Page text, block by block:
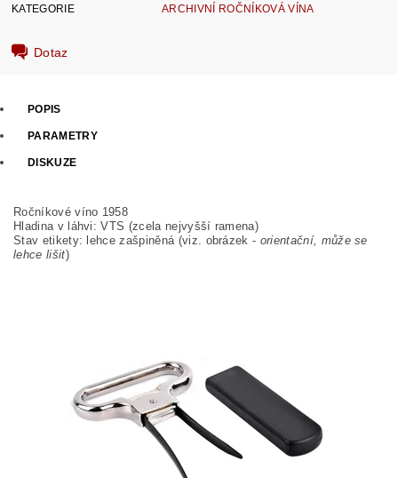
KATEGORIE
ARCHIVNÍ ROČNÍKOVÁ VÍNA
Dotaz
POPIS
PARAMETRY
DISKUZE
Ročníkové víno 1958
Hladina v láhvi: VTS (zcela nejvyšší ramena)
Stav etikety: lehce zašpiněná (viz. obrázek - orientační, může se
lehce lišit)